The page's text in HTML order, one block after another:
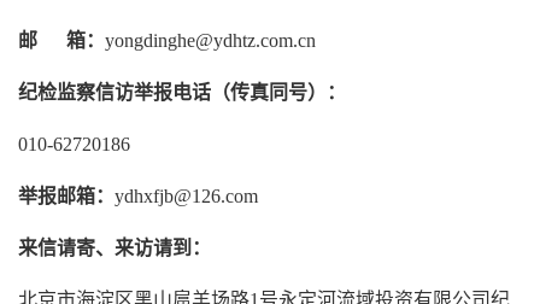
邮 箱： yongdinghe@ydhtz.com.cn
纪检监察信访举报电话（传真同号）：
010-62720186
举报邮箱： ydhxfjb@126.com
来信请寄、来访请到：
北京市海淀区黑山扈羊场路1号永定河流域投资有限公司纪